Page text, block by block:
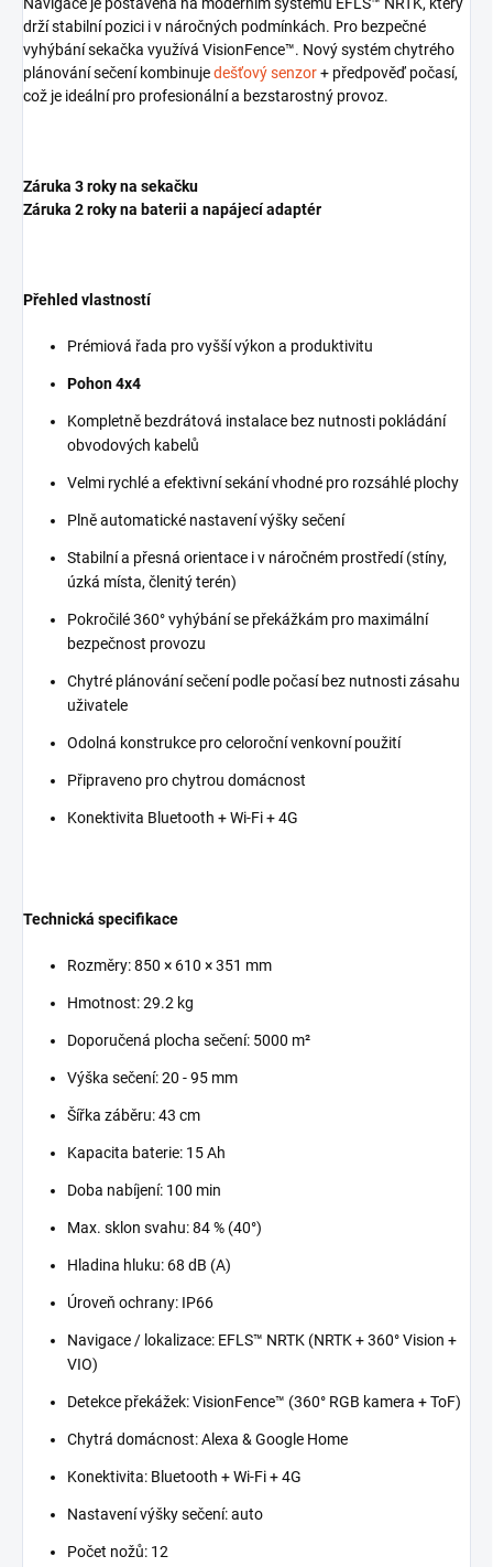
Navigace je postavená na moderním systému EFLS™ NRTK, který
drží stabilní pozici i v náročných podmínkách. Pro bezpečné
vyhýbání sekačka využívá VisionFence™. Nový systém chytrého
plánování sečení kombinujedešťový senzor+ předpověď počasí,
což je ideální pro profesionální a bezstarostný provoz.
Záruka 3 roky na sekačku
Záruka 2 roky na baterii a napájecí adaptér
Přehled vlastností
Prémiová řada pro vyšší výkon a produktivitu
Pohon 4x4
Kompletně bezdrátová instalace bez nutnosti pokládání
obvodových kabelů
Velmi rychlé a efektivní sekání vhodné pro rozsáhlé plochy
Plně automatické nastavení výšky sečení
Stabilní a přesná orientace i v náročném prostředí (stíny,
úzká místa, členitý terén)
Pokročilé 360° vyhýbání se překážkám pro maximální
bezpečnost provozu
Chytré plánování sečení podle počasí bez nutnosti zásahu
uživatele
Odolná konstrukce pro celoroční venkovní použití
Připraveno pro chytrou domácnost
Konektivita Bluetooth + Wi-Fi + 4G
Technická specifikace
Rozměry: 850 × 610 × 351 mm
Hmotnost: 29.2 kg
Doporučená plocha sečení: 5000 m²
Výška sečení: 20 - 95 mm
Šířka záběru: 43 cm
Kapacita baterie: 15 Ah
Doba nabíjení: 100 min
Max. sklon svahu: 84 % (40°)
Hladina hluku: 68 dB (A)
Úroveň ochrany: IP66
Navigace / lokalizace: EFLS™ NRTK (NRTK + 360° Vision +
VIO)
Detekce překážek: VisionFence™ (360° RGB kamera + ToF)
Chytrá domácnost: Alexa & Google Home
Konektivita: Bluetooth + Wi-Fi + 4G
Nastavení výšky sečení: auto
Počet nožů: 12